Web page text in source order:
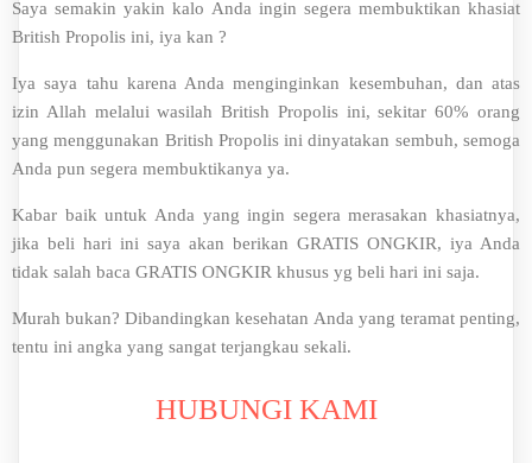
Saya semakin yakin kalo Anda ingin segera membuktikan khasiat
British Propolis ini, iya kan ?
Iya saya tahu karena Anda menginginkan kesembuhan, dan atas
izin Allah melalui wasilah British Propolis ini, sekitar 60% orang
yang menggunakan British Propolis ini dinyatakan sembuh, semoga
Anda pun segera membuktikanya ya.
Kabar baik untuk Anda yang ingin segera merasakan khasiatnya,
jika beli hari ini saya akan berikan GRATIS ONGKIR, iya Anda
tidak salah baca GRATIS ONGKIR khusus yg beli hari ini saja.
Murah bukan? Dibandingkan kesehatan Anda yang teramat penting,
tentu ini angka yang sangat terjangkau sekali.
HUBUNGI KAMI